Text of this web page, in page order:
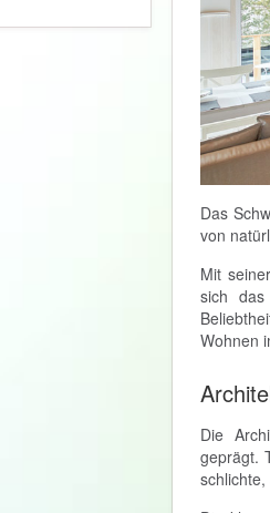
Das
von
Mit
sich das
Wohnen
Die
geprägt.